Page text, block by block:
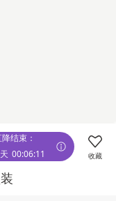
结束：
00:06:11 收藏